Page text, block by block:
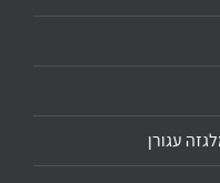
עגורן